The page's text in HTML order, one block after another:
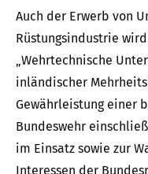
Auch der Erwerb von
Rüstungsindustrie
„Wehrtechnische
inländischer
Gewährleistung einer
Bundeswehr
im Einsatz sowie zur
Interessen der